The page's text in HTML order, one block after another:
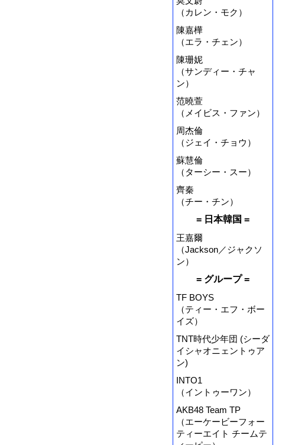
（カレン・モク）
陳嘉樺
（エラ・チェン）
陳珊妮
（サンディー・チャ
ン）
范曉萱
（メイビス・ファン）
周杰倫
（ジェイ・チョウ）
蘇慧倫
（ターシー・スー）
齊秦
（チー・チン）
= 日本韓国 =
王嘉爾
（Jackson／ジャクソ
ン）
= グループ =
TF BOYS
（ティー・エフ・ボー
イズ）
TNT時代少年団 (シーダ
イシャオニェントゥア
ン)
INTO1
（イントゥーワン）
AKB48 Team TP
（エーケービーフォー
ティーエイト チームテ